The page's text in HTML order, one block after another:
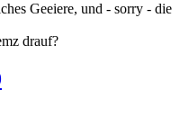
Geeiere, und - sorry - die
drauf?